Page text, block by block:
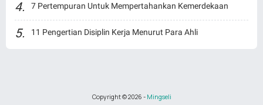
7 Pertempuran Untuk Mempertahankan Kemerdekaan
11 Pengertian Disiplin Kerja Menurut Para Ahli
Copyright ©2026 - Mingseli